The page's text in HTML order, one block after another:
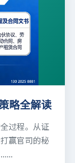
略全解读
过程。从证
赢官司的秘